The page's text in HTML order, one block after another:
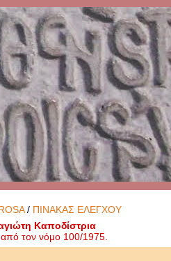
/ ΠΙΝΑΚΑΣ ΕΛΕΓΧΟΥ
Καποδίστρια
τον νόμο 100/1975.